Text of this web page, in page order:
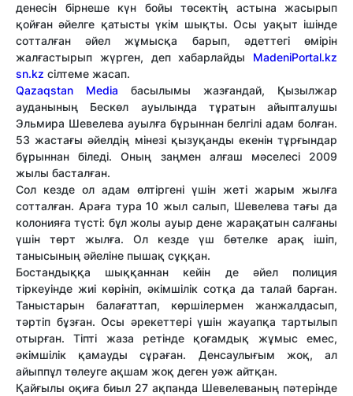
денесін бірнеше күн бойы төсектің астына жасырып
қойған әйелге қатысты үкім шықты. Осы уақыт ішінде
сотталған әйел жұмысқа барып, әдеттегі өмірін
жалғастырып жүрген, деп хабарлайды MadeniPortal.kz
sn.kz сілтеме жасап.
Qazaqstan Media басылымы жазғандай, Қызылжар
ауданының Бескөл ауылында тұратын айыпталушы
Эльмира Шевелева ауылға бұрыннан белгілі адам болған.
53 жастағы әйелдің мінезі қызуқанды екенін тұрғындар
бұрыннан біледі. Оның заңмен алғаш мәселесі 2009
жылы басталған.
Сол кезде ол адам өлтіргені үшін жеті жарым жылға
сотталған. Араға тура 10 жыл салып, Шевелева тағы да
колонияға түсті: бұл жолы ауыр дене жарақатын салғаны
үшін төрт жылға. Ол кезде үш бөтелке арақ ішіп,
танысының әйеліне пышақ сұққан.
Бостандыққа шыққаннан кейін де әйел полиция
тіркеуінде жиі көрініп, әкімшілік сотқа да талай барған.
Таныстарын балағаттап, көршілермен жанжалдасып,
тәртіп бұзған. Осы әрекеттері үшін жауапқа тартылып
отырған. Тіпті жаза ретінде қоғамдық жұмыс емес,
әкімшілік қамауды сұраған. Денсаулығым жоқ, ал
айыппұл төлеуге ақшам жоқ деген уәж айтқан.
Қайғылы оқиға биыл 27 ақпанда Шевелеваның пәтерінде